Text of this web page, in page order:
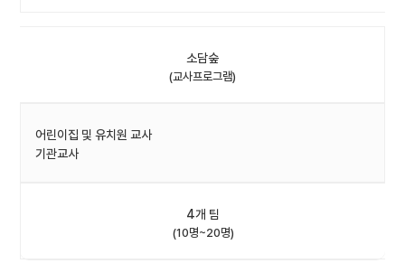
소담숲
(교사프로그램)
어린이집 및 유치원 교사
기관교사
4개 팀
(10명~20명)